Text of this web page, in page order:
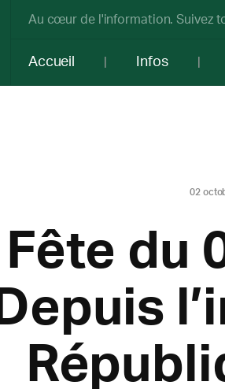
Au cœur de l'information. Suivez
Accueil Infos
02
Fête du
Depuis